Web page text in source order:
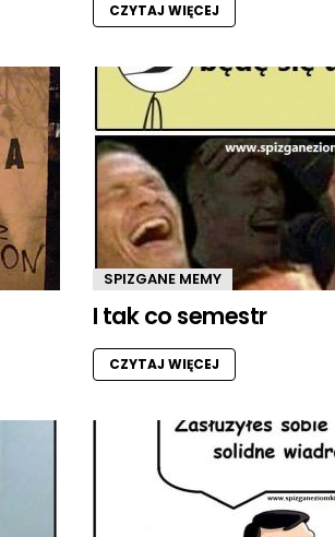
CZYTAJ WIĘCEJ
SPIZGANE MEMY
I tak co semestr
CZYTAJ WIĘCEJ